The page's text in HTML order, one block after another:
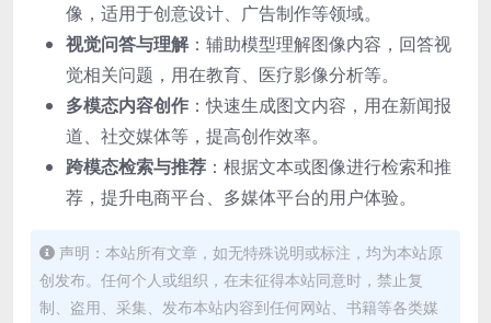
像，适用于创意设计、广告制作等领域。
视觉问答与理解：辅助模型理解图像内容，回答视
觉相关问题，用在教育、医疗影像分析等。
多模态内容创作 ：快速生成图文内容，用在新闻报
道、社交媒体等，提高创作效率。
跨模态检索与推荐 ：根据文本或图像进行检索和推
荐，提升电商平台、多媒体平台的用户体验。
声明：本站所有文章，如无特殊说明或标注，均为本站原
创发布。任何个人或组织，在未征得本站同意时，禁止复
制、盗用、采集、发布本站内容到任何网站、书籍等各类媒